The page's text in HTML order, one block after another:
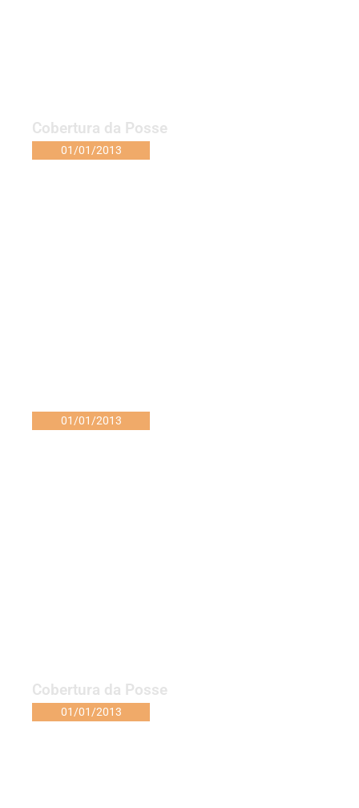
Cobertura da Posse
01/01/2013
01/01/2013
Cobertura da Posse
01/01/2013